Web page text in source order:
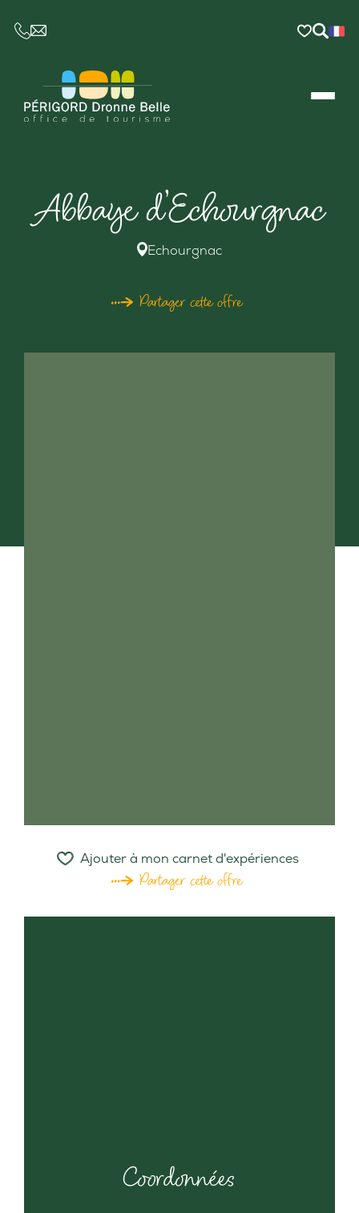
CE LIEN OUVRIRA VOTRE LOGICIEL DE
Abbaye d’Echourgnac
Echourgnac
Partager cette offre
Ajouter à mon carnet d'expériences
Partager cette offre
Coordonnées